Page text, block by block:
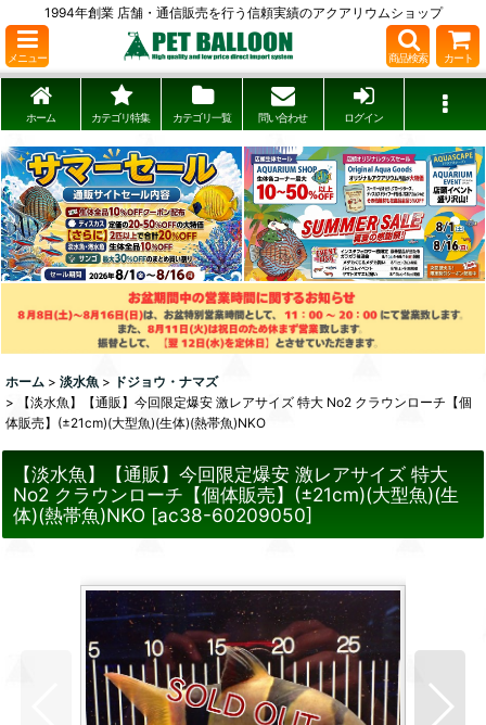
1994年創業 店舗・通信販売を行う信頼実績のアクアリウムショップ
メニュー 商品検索 カート
ホーム カテゴリ特集 カテゴリ一覧 問い合わせ ログイン
ホーム > 淡水魚 > ドジョウ・ナマズ
>
【淡水魚】【通販】今回限定爆安 激レアサイズ 特大 No2 クラウンローチ【個
体販売】(±21cm)(大型魚)(生体)(熱帯魚)NKO
【淡水魚】【通販】今回限定爆安 激レアサイズ 特大
No2 クラウンローチ【個体販売】(±21cm)(大型魚)(生
体)(熱帯魚)NKO [ac38-60209050]